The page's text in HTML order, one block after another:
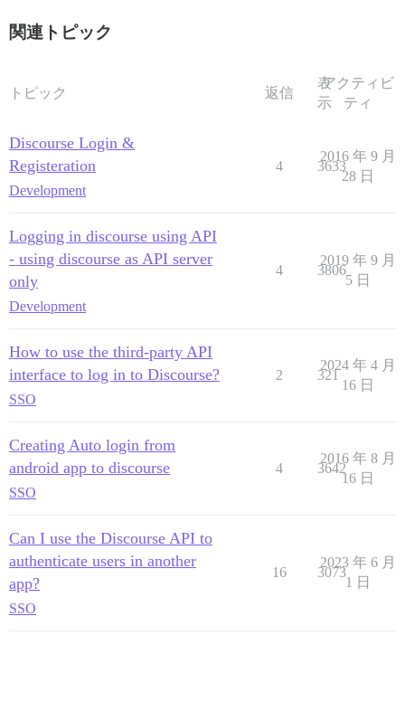
関連トピック
トピック 返信
表
示
アクティビ
ティ
Discourse Login &
Registeration
Development
4 3633
2016 年 9 月
28 日
Logging in discourse using API
- using discourse as API server
only
Development
4 3806
2019 年 9 月
5 日
How to use the third-party API
interface to log in to Discourse?
SSO
2 321
2024 年 4 月
16 日
Creating Auto login from
android app to discourse
SSO
4 3642
2016 年 8 月
16 日
Can I use the Discourse API to
authenticate users in another
app?
SSO
16 3073
2023 年 6 月
1 日